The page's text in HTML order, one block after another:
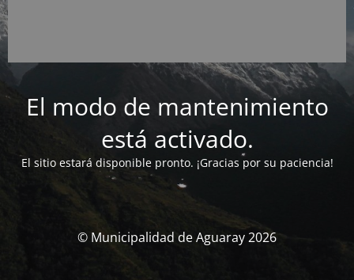
El modo de mantenimiento
está activado.
El sitio estará disponible pronto. ¡Gracias por su paciencia!
© Municipalidad de Aguaray 2026